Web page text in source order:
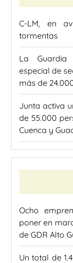
C-LM, en
tormentas
La Guardia
especial de
más de
Junta activa
de 55.000
Cuenca y
Ocho
poner en
de GDR Alto
Un total de